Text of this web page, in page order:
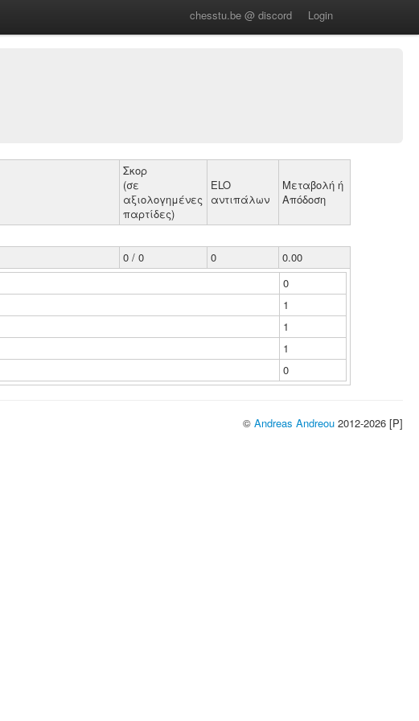
chesstu.be @ discord Login
Σκορ
(σε
αξιολογημένες
παρτίδες)
ELO
αντιπάλων
Μεταβολή ή
Απόδοση
0 / 0 0
0.00
0
1
1
1
0
© Andreas Andreou 2012-2026 [P]